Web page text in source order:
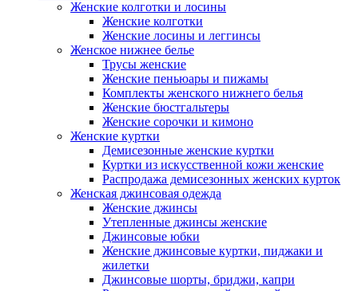
Женские колготки и лосины
Женские колготки
Женские лосины и леггинсы
Женское нижнее белье
Трусы женские
Женские пеньюары и пижамы
Комплекты женского нижнего белья
Женские бюстгальтеры
Женские сорочки и кимоно
Женские куртки
Демисезонные женские куртки
Куртки из искусственной кожи женские
Распродажа демисезонных женских курток
Женская джинсовая одежда
Женские джинсы
Утепленные джинсы женские
Джинсовые юбки
Женские джинсовые куртки, пиджаки и
жилетки
Джинсовые шорты, бриджи, капри